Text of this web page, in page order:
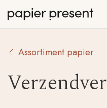
Assortiment papier